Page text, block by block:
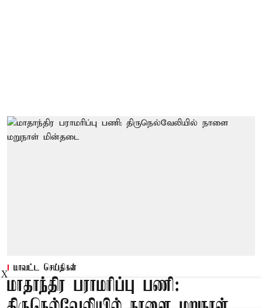
மாவட்ட செய்திகள்
மாதாந்திர பராமரிப்பு பணி:
X